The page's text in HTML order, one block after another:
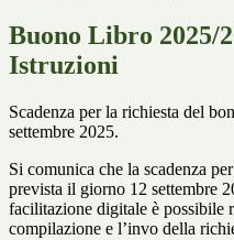
Buono Libro 2025/
Istruzioni
Scadenza per la richiesta del
settembre 2025.
Si comunica che la scadenza
prevista il giorno 12 settembre
facilitazione digitale è possibile
compilazione e l’invo della